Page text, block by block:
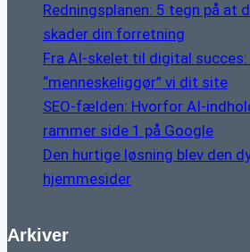
Redningsplanen: 5 tegn på at
skader din forretning
Fra AI-skelet til digital succes:
“menneskeliggør” vi dit site
SEO-fælden: Hvorfor AI-
rammer side 1 på Google
Den hurtige løsning blev den
hjemmesider
Arkiver